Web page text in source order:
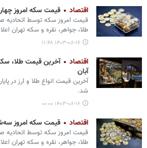
اقتصاد قیمت سکه امروز چهارشنبه ۱۶
قیمت امروز سکه توسط اتحادیه
طلا، جواهر، نقره و سکه تهران
۱۴۰۳-۰۸-۱۶ ۱۱:۴۸
اقتصاد
آبان
آخرین قیمت انواع طلا و ارز در
شد.
۱۴۰۳-۰۸-۱۶ ۰۰:۰۰
اقتصاد قیمت سکه امروز سه‌شنبه ۱۵
قیمت امروز سکه توسط اتحادیه
طلا، جواهر، نقره و سکه تهران